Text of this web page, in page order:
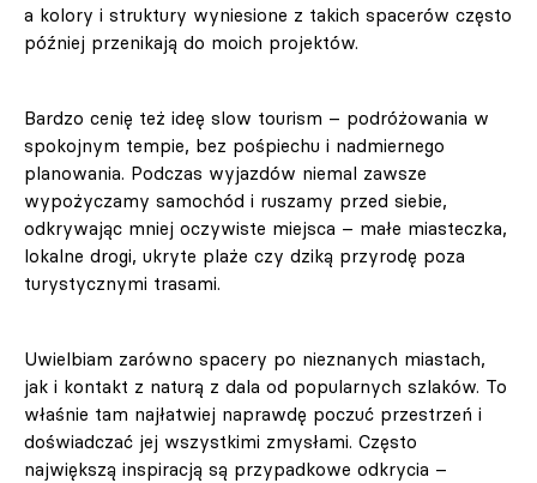
a kolory i struktury wyniesione z takich spacerów często
później przenikają do moich projektów.
Bardzo cenię też ideę slow tourism – podróżowania w
spokojnym tempie, bez pośpiechu i nadmiernego
planowania. Podczas wyjazdów niemal zawsze
wypożyczamy samochód i ruszamy przed siebie,
odkrywając mniej oczywiste miejsca – małe miasteczka,
lokalne drogi, ukryte plaże czy dziką przyrodę poza
turystycznymi trasami.
Uwielbiam zarówno spacery po nieznanych miastach,
jak i kontakt z naturą z dala od popularnych szlaków. To
właśnie tam najłatwiej naprawdę poczuć przestrzeń i
doświadczać jej wszystkimi zmysłami. Często
największą inspiracją są przypadkowe odkrycia –